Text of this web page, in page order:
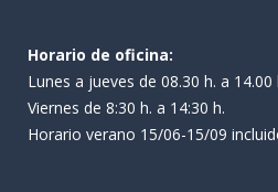
Horario de oficina:
Lunes a jueves de 08.30 h. a
Viernes de 8:30 h. a 14:30 h.
Horario verano 15/06-15/09